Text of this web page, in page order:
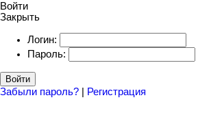
Войти
Закрыть
Логин:
Пароль:
Войти
Забыли пароль? | Регистрация